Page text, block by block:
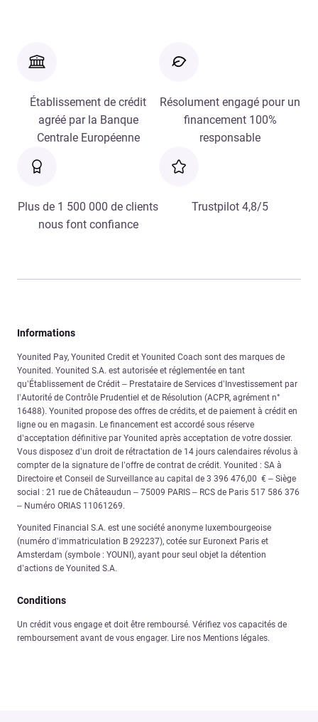
Établissement de crédit
agréé par la Banque
Centrale Européenne
Résolument engagé pour un
financement 100%
responsable
Plus de 1 500 000 de clients
nous font confiance
Trustpilot 4,8/5
Informations
Younited Pay, Younited Credit et Younited Coach sont des marques de
Younited. Younited S.A. est autorisée et réglementée en tant
qu’Établissement de Crédit – Prestataire de Services d’Investissement par
l’Autorité de Contrôle Prudentiel et de Résolution (ACPR, agrément n°
16488). Younited propose des offres de crédits, et de paiement à crédit en
ligne ou en magasin. Le financement est accordé sous réserve
d’acceptation définitive par Younited après acceptation de votre dossier.
Vous disposez d’un droit de rétractation de 14 jours calendaires révolus à
compter de la signature de l’offre de contrat de crédit. Younited : SA à
Directoire et Conseil de Surveillance au capital de 3 396 476,00 € – Siège
social : 21 rue de Châteaudun – 75009 PARIS – RCS de Paris 517 586 376
– Numéro ORIAS 11061269.
Younited Financial S.A. est une société anonyme luxembourgeoise
(numéro d’immatriculation B 292237), cotée sur Euronext Paris et
Amsterdam (symbole : YOUNI), ayant pour seul objet la détention
d’actions de Younited S.A.
Conditions
Un crédit vous engage et doit être remboursé. Vérifiez vos capacités de
remboursement avant de vous engager. Lire nos Mentions légales.